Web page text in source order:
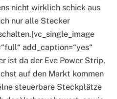
nicht wirklich schick aus
nur alle Stecker
add_caption=“yes“
ist da der Eve Power Strip,
auf den Markt kommen
steuerbare Steckplätze